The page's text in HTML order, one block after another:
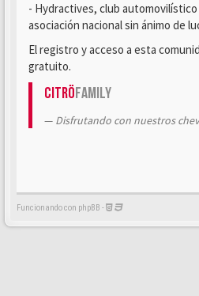
- Hydractives, club
asociación nacional sin ánimo de
El registro y acceso a esta
gratuito.
CitröFamily
Disfrutando con nuestros
Funcionando con phpBB -